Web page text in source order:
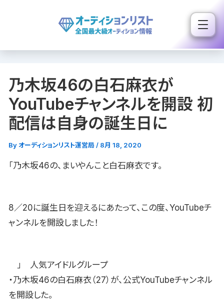
ス
乃木坂46の白石麻衣が
YouTubeチャンネルを開設 初
配信は自身の誕生日に
By オーディションリスト運営局 / 8月 18, 2020
「乃木坂46の、まいやんこと白石麻衣です。
8／20に誕生日を迎えるにあたって、この度、YouTubeチ
ャンネルを開設しました！
」 人気アイドルグループ
・乃木坂46の白石麻衣（27）が、公式YouTubeチャンネル
を開設した。